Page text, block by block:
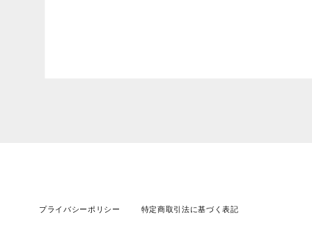
プライバシーポリシー 特定商取引法に基づく表記